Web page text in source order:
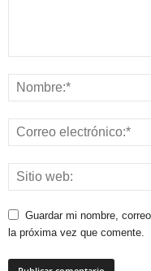
Guardar mi nombre,
la próxima vez que comente.